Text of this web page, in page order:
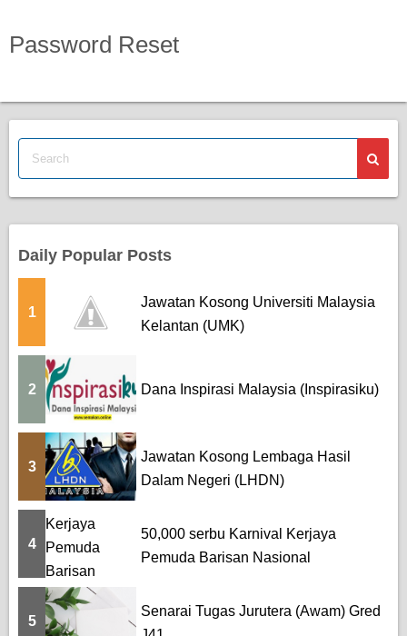
Berita Semasa
Kerjaya
Pendidikan
Password Reset
Daily Popular Posts
1
Jawatan Kosong Universiti Malaysia
Kelantan (UMK)
2 Dana Inspirasi Malaysia (Inspirasiku)
3
Jawatan Kosong Lembaga Hasil
Dalam Negeri (LHDN)
4
50,000 serbu Karnival Kerjaya
Pemuda Barisan Nasional
5
Senarai Tugas Jurutera (Awam) Gred